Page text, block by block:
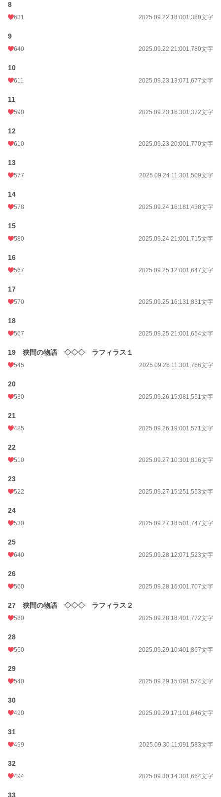
累計ポイント
8
631 2025.09.22 18:001,380文字
9
640 2025.09.22 21:001,780文字
10
611 2025.09.23 13:071,677文字
11
590 2025.09.23 16:301,372文字
12
610 2025.09.23 20:001,770文字
13
577 2025.09.24 11:301,509文字
14
578 2025.09.24 16:181,438文字
15
580 2025.09.24 21:001,715文字
16
567 2025.09.25 12:001,647文字
17
570 2025.09.25 16:131,831文字
18
567 2025.09.25 21:001,654文字
19 狭間の物語 ◇◇◇ ラフィラス１
545 2025.09.26 11:301,766文字
20
530 2025.09.26 15:081,551文字
21
485 2025.09.26 19:001,571文字
22
510 2025.09.27 10:301,816文字
23
522 2025.09.27 15:251,553文字
24
530 2025.09.27 18:501,747文字
25
640 2025.09.28 12:071,523文字
26
560 2025.09.28 16:001,707文字
27 狭間の物語 ◇◇◇ ラフィラス２
580 2025.09.28 18:401,772文字
28
550 2025.09.29 10:401,867文字
29
540 2025.09.29 15:091,574文字
30
490 2025.09.29 17:101,646文字
31
499 2025.09.30 11:091,583文字
32
494 2025.09.30 14:301,664文字
33